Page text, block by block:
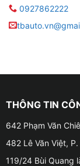
0927862222
THÔNG TIN
642 Phạm Văn
482 Lê Văn Việt,
119/24 Bùi Quang